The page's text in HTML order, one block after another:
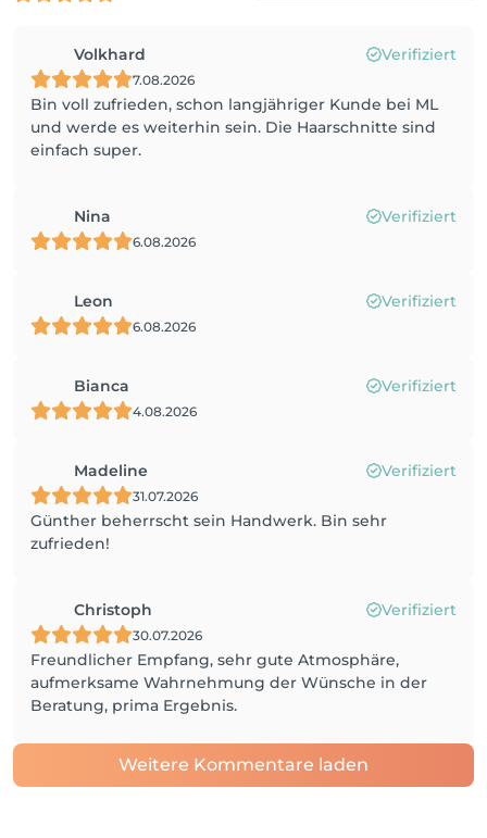
Volkhard Verifiziert
7.08.2026
Bin voll zufrieden, schon langjähriger Kunde bei ML
und werde es weiterhin sein. Die Haarschnitte sind
einfach super.
Nina Verifiziert
6.08.2026
Leon Verifiziert
6.08.2026
Bianca Verifiziert
4.08.2026
Madeline Verifiziert
31.07.2026
Günther beherrscht sein Handwerk. Bin sehr
zufrieden!
Christoph Verifiziert
30.07.2026
Freundlicher Empfang, sehr gute Atmosphäre,
aufmerksame Wahrnehmung der Wünsche in der
Beratung, prima Ergebnis.
Weitere Kommentare laden